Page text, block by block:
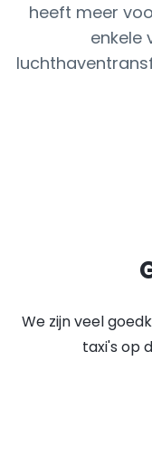
heeft meer
enkele
We zijn veel
taxi's op